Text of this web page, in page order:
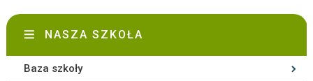
NASZA SZKOŁA
Baza szkoły